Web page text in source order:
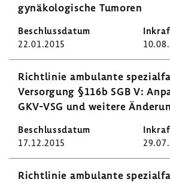
gynä­ko­lo­gi­sche Tumoren
22.01.2015
Richt­linie ambu­lante
Versor­gung §116b SGB V:
GKV-VSG und weitere
17.12.2015
Richt­linie ambu­lante